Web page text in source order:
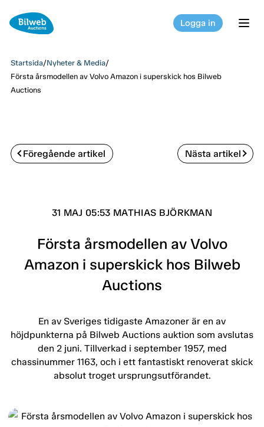
Logga in
Startsida/Nyheter & Media/
Första årsmodellen av Volvo Amazon i superskick hos Bilweb
Auctions
Föregående artikel Nästa artikel
31 MAJ 05:53 MATHIAS BJÖRKMAN
Första årsmodellen av Volvo
Amazon i superskick hos Bilweb
Auctions
En av Sveriges tidigaste Amazoner är en av
höjdpunkterna på Bilweb Auctions auktion som avslutas
den 2 juni. Tillverkad i september 1957, med
chassinummer 1163, och i ett fantastiskt renoverat skick
absolut troget ursprungsutförandet.